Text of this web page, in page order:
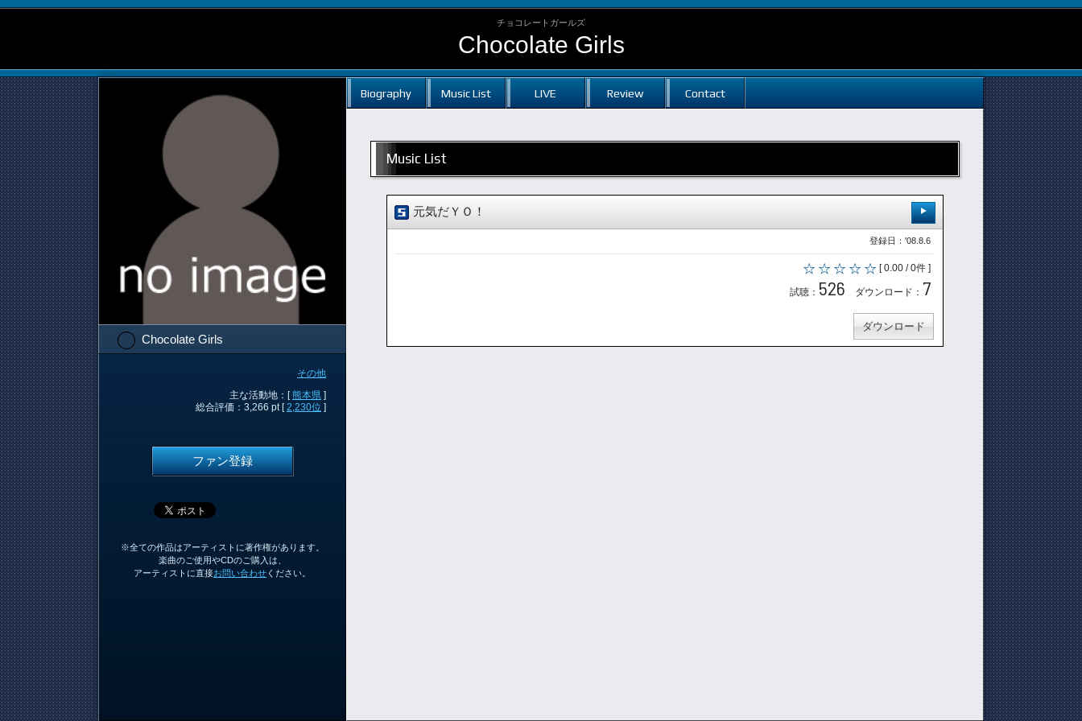
チョコレートガールズ
Chocolate Girls
Chocolate Girls
その他
主な活動地：[熊本県 ]
総合評価：3,266 pt [2,230位 ]
ファン登録
※全ての作品はアーティストに著作権があります。
楽曲のご使用やCDのご購入は、
アーティストに直接お問い合わせ ください。
Biography Music List LIVE Review Contact
Music List
元気だＹＯ！
登録日：'08.8.6
[ 0.00 / 0件 ]
試聴： 526 ダウンロード： 7
ダウンロード